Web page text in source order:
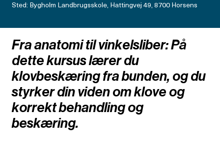
Fra anatomi til vinkelsliber: På
dette kursus lærer du
klovbeskæring fra bunden, og du
styrker din viden om klove og
korrekt behandling og
beskæring.